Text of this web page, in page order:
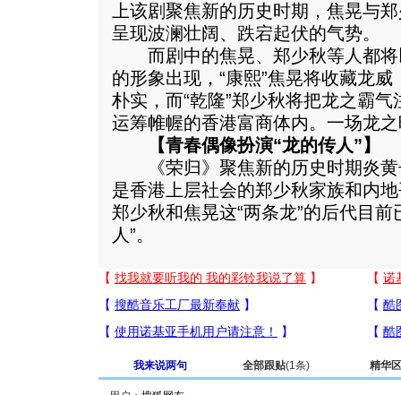
上该剧聚焦新的历史时期，焦晃与
呈现波澜壮阔、跌宕起伏的气势。
而剧中的焦晃、郑少秋等人都将
的形象出现，“康熙”焦晃将收藏龙
朴实，而“乾隆”郑少秋将把龙之霸
运筹帷幄的香港富商体内。一场龙
【青春偶像扮演“龙的传人”】
《荣归》聚焦新的历史时期炎黄
是香港上层社会的郑少秋家族和内
郑少秋和焦晃这“两条龙”的后代目
人”。
我来说两句 全部跟贴(1条) 精华区